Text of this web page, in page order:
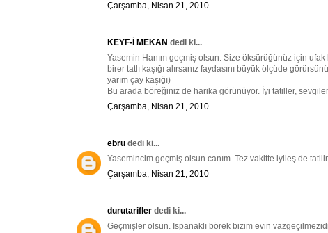
Çarşamba, Nisan 21, 2010
KEYF-İ MEKAN dedi ki...
Yasemin Hanım geçmiş olsun. Size öksürüğünüz için
birer tatlı kaşığı alırsanız faydasını büyük ölçüde
yarım çay kaşığı)
Bu arada böreğiniz de harika görünüyor. İyi tatiller,
Çarşamba, Nisan 21, 2010
ebru dedi ki...
Yasemincim geçmiş olsun canım. Tez vakitte iyileş de
Çarşamba, Nisan 21, 2010
durutarifler dedi ki...
Geçmişler olsun. Ispanaklı börek bizim evin